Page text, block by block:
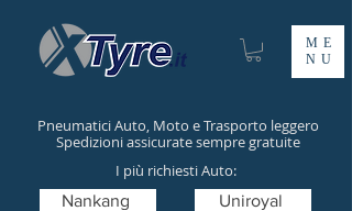
ME
NU
Pneumatici Auto, Moto e Trasporto leggero
Spedizioni assicurate sempre gratuite
Nankang Uniroyal
I più richiesti Auto: